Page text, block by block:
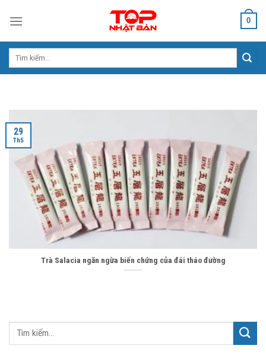
0
Tìm
Trà Salacia ngăn ngừa biến chứng của đái tháo đường
29
Th5